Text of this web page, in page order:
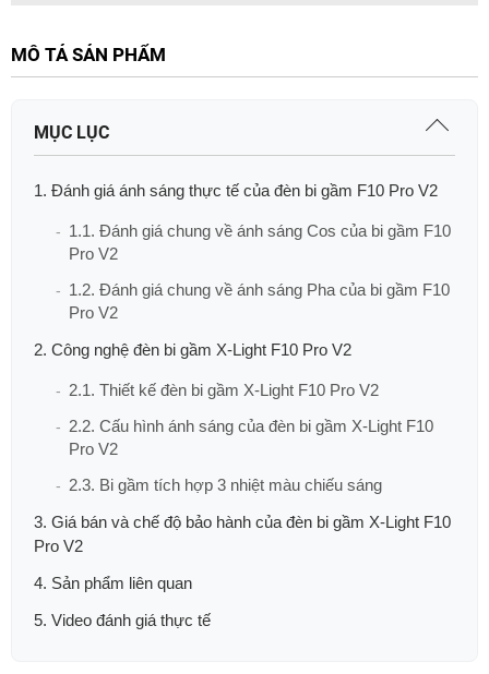
MÔ TẢ SẢN PHẨM
MỤC LỤC
1. Đánh giá ánh sáng thực tế của đèn bi gầm F10 Pro V2
1.1. Đánh giá chung về ánh sáng Cos của bi gầm F10
Pro V2
1.2. Đánh giá chung về ánh sáng Pha của bi gầm F10
Pro V2
2. Công nghệ đèn bi gầm X-Light F10 Pro V2
2.1. Thiết kế đèn bi gầm X-Light F10 Pro V2
2.2. Cấu hình ánh sáng của đèn bi gầm X-Light F10
Pro V2
2.3. Bi gầm tích hợp 3 nhiệt màu chiếu sáng
3. Giá bán và chế độ bảo hành của đèn bi gầm X-Light F10
Pro V2
4. Sản phẩm liên quan
5. Video đánh giá thực tế